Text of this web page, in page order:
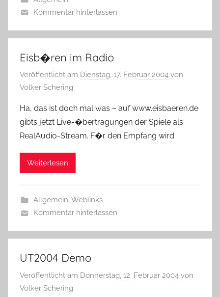
Kommentar hinterlassen
Eisb�ren im Radio
Veröffentlicht am Dienstag, 17. Februar 2004 von
Volker Schering
Ha, das ist doch mal was – auf www.eisbaeren.de
gibts jetzt Live-�bertragungen der Spiele als
RealAudio-Stream. F�r den Empfang wird
Weiterlesen
Allgemein,Weblinks
Kommentar hinterlassen
UT2004 Demo
Veröffentlicht am Donnerstag, 12. Februar 2004 von
Volker Schering